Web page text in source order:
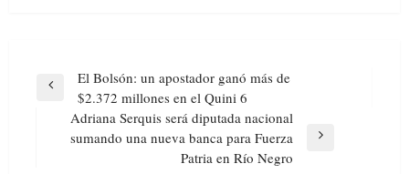
Navegación
entradas
Previous
El Bolsón: un apostador ganó más de
$2.372 millones en el Quini 6
Next
Adriana Serquis será diputada nacional
sumando una nueva banca para Fuerza
Patria en Río Negro